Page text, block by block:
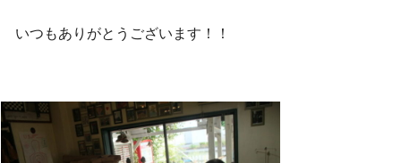
いつもありがとうございます！！